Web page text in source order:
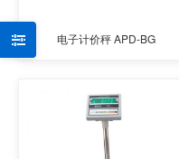
电子计价秤 APD-BG